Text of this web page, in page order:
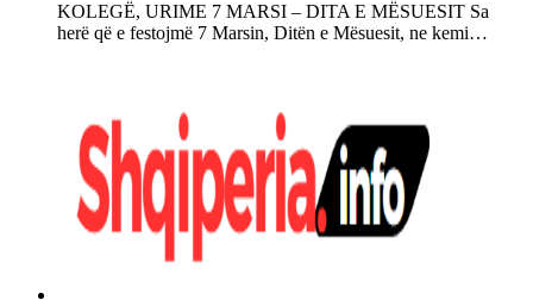
KOLEGË, URIME 7 MARSI – DITA E MËSUESIT Sa
herë që e festojmë 7 Marsin, Ditën e Mësuesit, ne kemi…